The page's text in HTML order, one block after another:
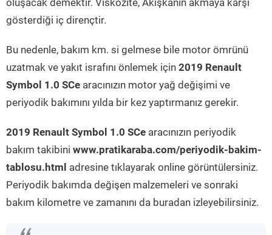
oluşacak demektir. Viskozite, Akışkanın akmaya karşı
gösterdiği iç dirençtir.
Bu nedenle, bakım km. si gelmese bile motor ömrünü
uzatmak ve yakıt israfını önlemek için 2019 Renault
Symbol 1.0 SCe aracınızın motor yağ değişimi ve
periyodik bakımını yılda bir kez yaptırmanız gerekir.
2019 Renault Symbol 1.0 SCe aracınızın periyodik
bakım takibini www.pratikaraba.com/periyodik-bakim-
tablosu.html adresine tıklayarak online görüntülersiniz.
Periyodik bakımda değişen malzemeleri ve sonraki
bakım kilometre ve zamanını da buradan izleyebilirsiniz.